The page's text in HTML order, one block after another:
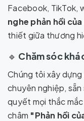
Facebook, TikTok,
nghe phản hồi
thiết giữa thương
🔹 Chăm sóc
Chúng tôi xây dựng
chuyên nghiệp,
quyết mọi thắc
châm "Phản hồi